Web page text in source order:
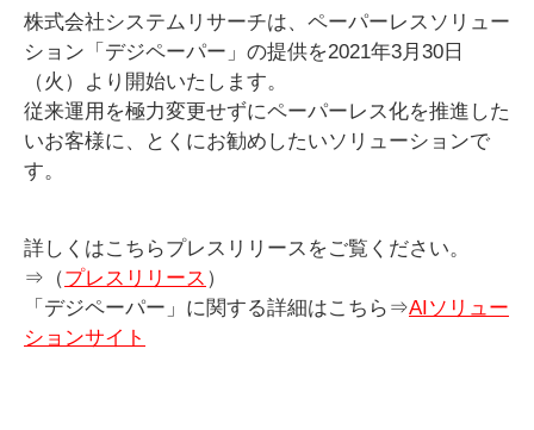
株式会社システムリサーチは、ペーパーレスソリュー
ション「デジペーパー」の提供を2021年3月30日
（火）より開始いたします。
従来運用を極力変更せずにペーパーレス化を推進した
いお客様に、とくにお勧めしたいソリューションで
す。
詳しくはこちらプレスリリースをご覧ください。
⇒（プレスリリース ）
「デジペーパー」に関する詳細はこちら⇒AIソリュー
ションサイト